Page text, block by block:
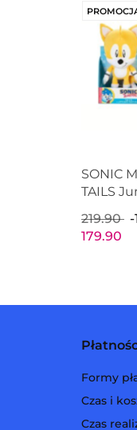
SONIC
TAILS
PACIFIC
219.90
-
179.90
Formy
Czas i
Czas